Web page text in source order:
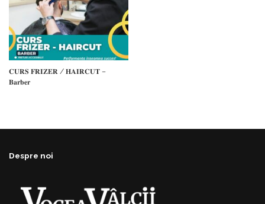
𝐂𝐔𝐑𝐒 𝐅𝐑𝐈𝐙𝐄𝐑 / 𝐇𝐀𝐈𝐑𝐂𝐔𝐓 –
𝐁𝐚𝐫𝐛𝐞𝐫
Despre noi